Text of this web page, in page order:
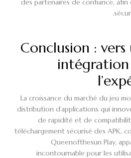
des partenaires de confiance, afin
Conclusion :
intégration
La croissance du marché du jeu
distribution d’applications qui
de rapidité et de
téléchargement sécurisé des APK,
Queenofthesun Play,
incontournable pour les